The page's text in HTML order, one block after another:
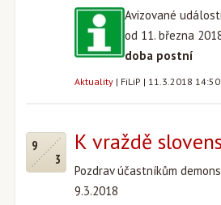
Avizované události
od 11. března
doba postní
Aktuality | FiLiP | 11.3.2018 14:50
9
3
K vraždě
Pozdrav účastníkům
9.3.2018